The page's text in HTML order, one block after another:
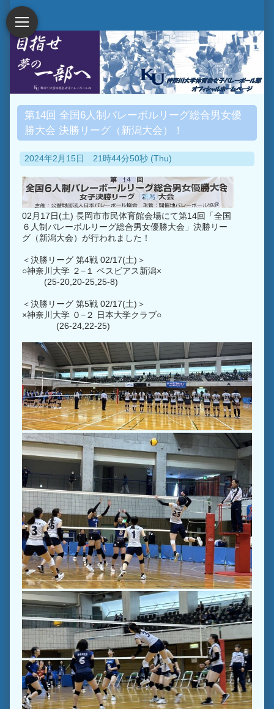
第14回 全国6人制バレーボルリーグ総合男女優
勝大会 決勝リーグ（新潟大会）！
2024年2月15日 21時44分50秒 (Thu)
02月17日(土) 長岡市市民体育館会場にて第14回「全国
６人制バレーボルリーグ総合男女優勝大会」決勝リー
グ（新潟大会）が行われました！
＜決勝リーグ 第4戦 02/17(土)＞
○神奈川大学 ２−１ ベスビアス新潟×
(25-20,20-25,25-8)
＜決勝リーグ 第5戦 02/17(土)＞
×神奈川大学 ０−２ 日本大学クラブ○
(26-24,22-25)